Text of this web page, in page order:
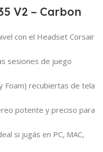
V2 – Carbon
con el Headset Corsair
sesiones de juego
Foam) recubiertas de tela
potente y preciso para
si jugás en PC, MAC,